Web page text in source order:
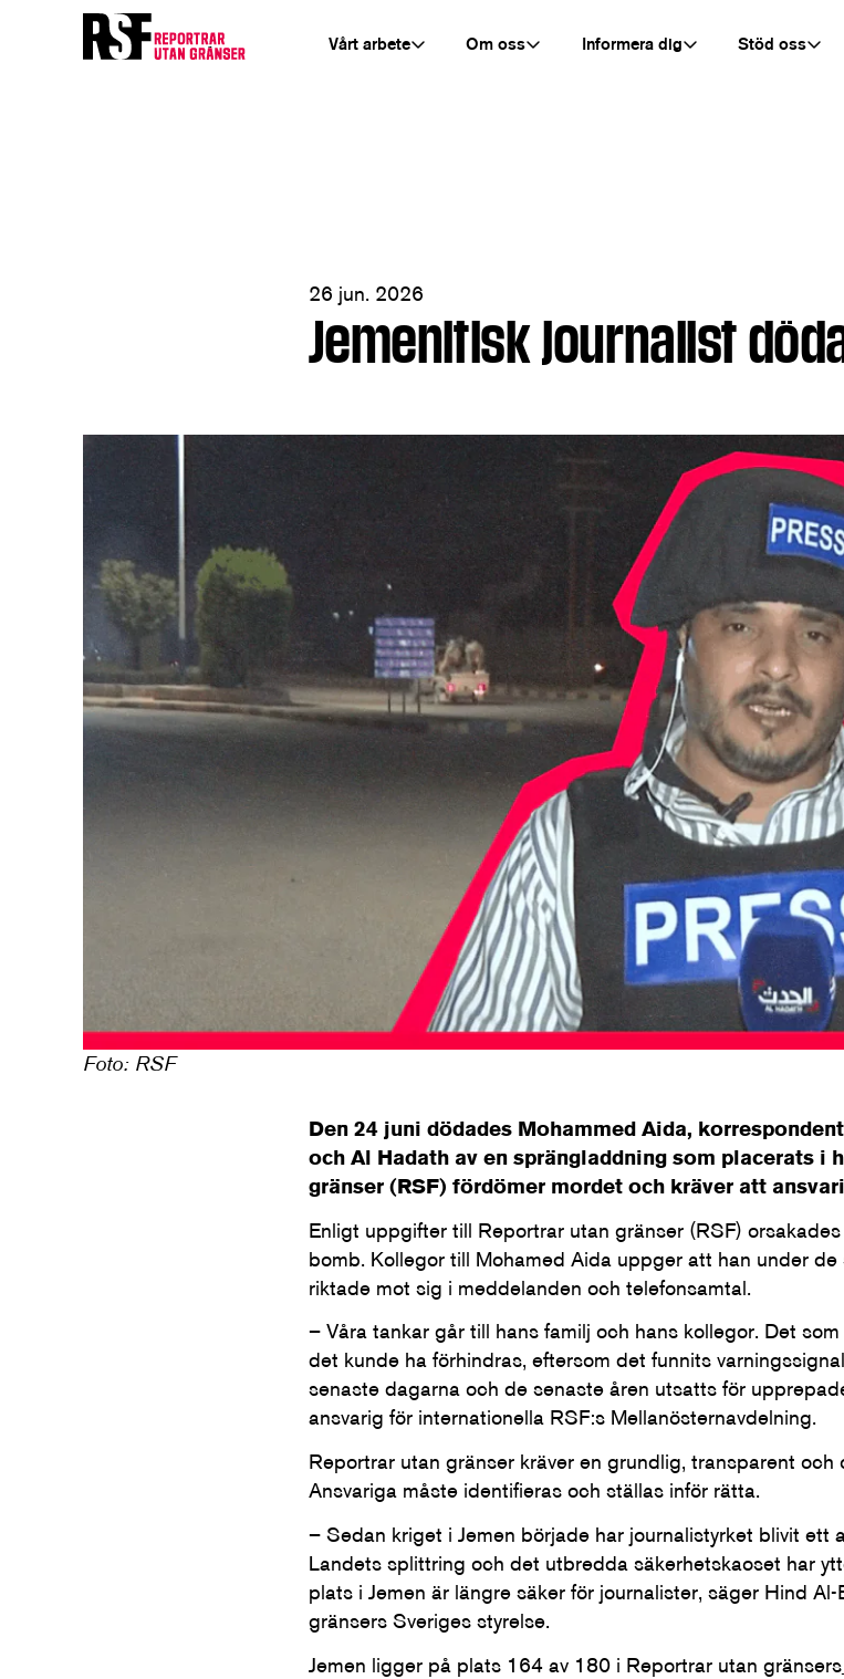
Vårt arbete Om oss Informera dig Stöd oss
26 jun. 2026
Jemenitisk journalist
Foto: RSF
Den 24 juni dödades Mohammed Aida,
och Al Hadath av en sprängladdning som placerats i
gränser (RSF) fördömer mordet och kräver att
Enligt uppgifter till Reportrar utan gränser (RSF)
bomb. Kollegor till Mohamed Aida uppger att han under
riktade mot sig i meddelanden och telefonsamtal.
– Våra tankar går till hans familj och hans kollegor. Det
det kunde ha förhindras, eftersom det funnits
senaste dagarna och de senaste åren utsatts för
ansvarig för internationella RSF:s Mellanösternavdelning.
Reportrar utan gränser kräver en grundlig, transparent
Ansvariga måste identifieras och ställas inför rätta.
– Sedan kriget i Jemen började har journalistyrket blivit ett
Landets splittring och det utbredda säkerhetskaoset har
plats i Jemen är längre säker för journalister, säger Hind
gränsers Sveriges styrelse.
Jemen ligger på plats 164 av 180 i Reportrar utan gränsers